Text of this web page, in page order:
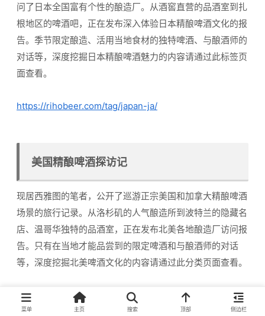
问了日本全国富有个性的酿造厂。从酒窖直营的品酒室到扎
根地区的啤酒吧，正在发布深入体验日本精酿啤酒文化的报
告。季节限定酿造、活用当地食材的独特啤酒、与酿酒师的
对话等，深度挖掘日本精酿啤酒魅力的内容请通过此标签页
面查看。
https://rihobeer.com/tag/japan-ja/
美国精酿啤酒探访记
现居西雅图的笔者，公开了巡游正宗美国和加拿大精酿啤酒
场景的旅行记录。从洛杉矶的人气酿造所到波特兰的隐藏名
店、温哥华独特的品酒室，正在发布北美各地酿造厂访问报
告。只有在当地才能品尝到的限定啤酒和与酿酒师的对话
等，深度挖掘北美啤酒文化的内容请通过此分类页面查看。
https://rihobeer.com/category/beer/brewpub/usa
菜单 主页 搜索 顶部 侧边栏